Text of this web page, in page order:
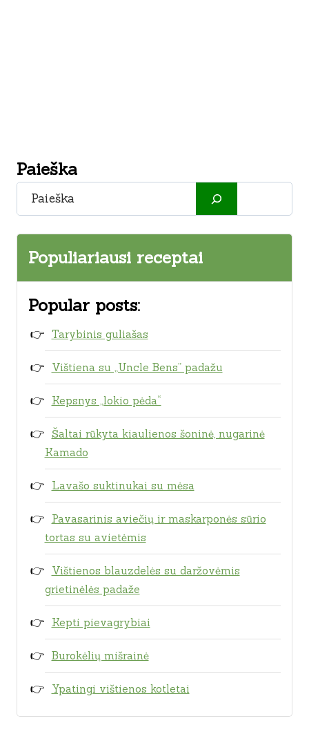
Paieška
Paieška
Populiariausi receptai
Popular posts:
Tarybinis guliašas
Vištiena su „Uncle Bens” padažu
Kepsnys „lokio pėda“
Šaltai rūkyta kiaulienos šoninė, nugarinė
Kamado
Lavašo suktinukai su mėsa
Pavasarinis aviečių ir maskarponės sūrio
tortas su avietėmis
Vištienos blauzdelės su daržovėmis
grietinėlės padaže
Kepti pievagrybiai
Burokėlių mišrainė
Ypatingi vištienos kotletai